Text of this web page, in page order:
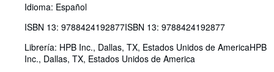
Idioma: Español
ISBN 13: 9788424192877ISBN 13: 9788424192877
Librería: HPB Inc., Dallas, TX, Estados Unidos de AmericaHPB
Inc., Dallas, TX, Estados Unidos de America